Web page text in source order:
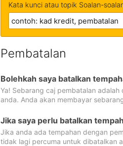
Kata kunci atau topik Soalan-
Pembatalan
Bolehkah saya batalkan
Ya! Sebarang caj pembatalan
anda. Anda akan membayar
Jika saya perlu batalkan
Jika anda ada tempahan dengan
tidak lagi percuma untuk dibatalkan